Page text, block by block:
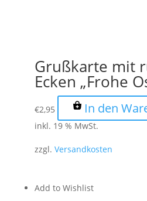
Grußkarte mit
Ecken „Frohe
€2,95 In den
inkl. 19 % MwSt.
zzgl. Versandkosten
Add to Wishlist